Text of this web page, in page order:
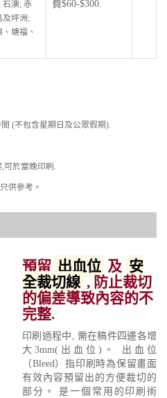
石澳; 赤
及坪洲;
塘福、
費$60-$300.
(不包含星期日及公眾假期).
可於當晚印刷.
供參考。
預留 出血位 及 安
全裁切線, 防止裁切
的偏差導致內容的不
完整.
印刷過程中, 需在稿件四邊各增
大3mm(出血位)。 出血位
（Bleed）指印刷時為保留畫面
有效內容預留出的方便裁切的
部分。 是一個常用的印刷術